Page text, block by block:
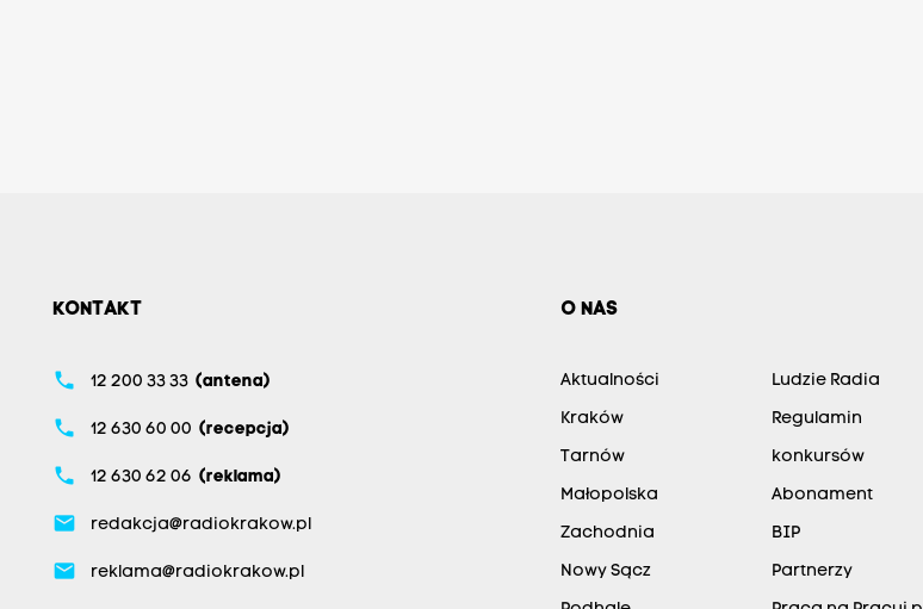
KONTAKT
phone 12 200 33 33 (antena)
phone 12 630 60 00 (recepcja)
phone 12 630 62 06 (reklama)
email redakcja@radiokrakow.pl
email reklama@radiokrakow.pl
O NAS
Aktualności
Kraków
Tarnów
Małopolska
Zachodnia
Nowy Sącz
Ludzie Radia
Regulamin
konkursów
Abonament
BIP
Partnerzy